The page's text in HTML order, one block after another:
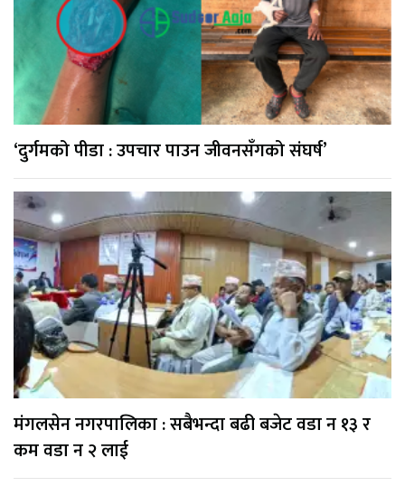
‘दुर्गमको पीडा : उपचार पाउन जीवनसँगको संघर्ष’
मंगलसेन नगरपालिका : सबैभन्दा बढी बजेट वडा न १३ र
कम वडा न २ लाई